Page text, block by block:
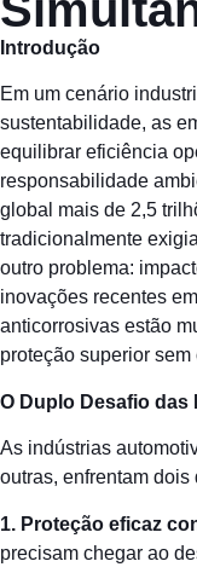
Introdução
Em um cenário
sustentabilidade, as
equilibrar eficiência
responsabilidade
global mais de 2,5
tradicionalmente
outro problema:
inovações recentes
anticorrosivas estão
proteção superior
O Duplo Desafio
As indústrias
outras, enfrentam
1. Proteção eficaz
precisam chegar ao